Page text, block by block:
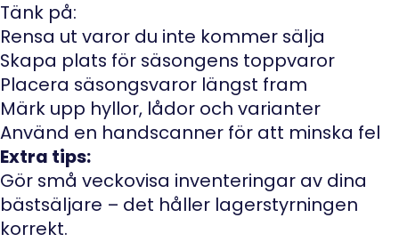
Tänk på:
Rensa ut varor du inte kommer sälja
Skapa plats för säsongens toppvaror
Placera säsongsvaror längst fram
Märk upp hyllor, lådor och varianter
Använd en handscanner för att minska fel
Extra tips:
Gör små veckovisa inventeringar av dina
bästsäljare – det håller lagerstyrningen
korrekt.